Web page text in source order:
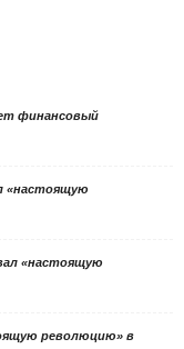
финансовый
«настоящую
«настоящую
революцию» в